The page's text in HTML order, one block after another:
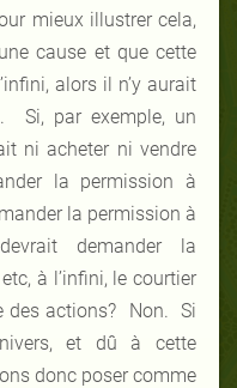
mieux illustrer cela,
cause et que cette
alors il n’y aurait
Si, par exemple, un
ni acheter ni vendre
la permission à
la permission à
demander la
à l’infini, le courtier
des actions? Non. Si
et dû à cette
donc poser comme